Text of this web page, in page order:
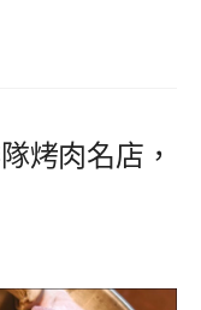
烤肉名店，